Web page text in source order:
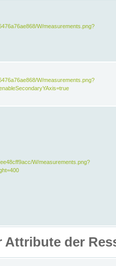
W/measurements.png?
W/measurements.png?
W/measurements.png?
Attribute der